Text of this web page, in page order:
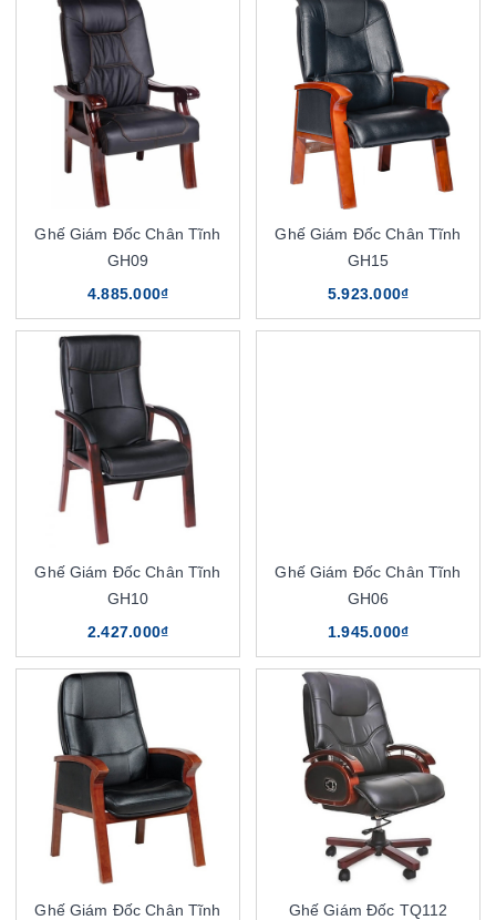
Ghế Giám Đốc Chân Tĩnh
GH09
4.885.000₫
Ghế Giám Đốc Chân Tĩnh
GH15
5.923.000₫
Ghế Giám Đốc Chân Tĩnh
GH10
2.427.000₫
Ghế Giám Đốc Chân Tĩnh
GH06
1.945.000₫
Ghế Giám Đốc Chân Tĩnh
Ghế Giám Đốc TQ112